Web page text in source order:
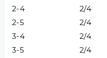
2-4
2/4
2-5
2/4
3-4
2/4
3-5
2/4